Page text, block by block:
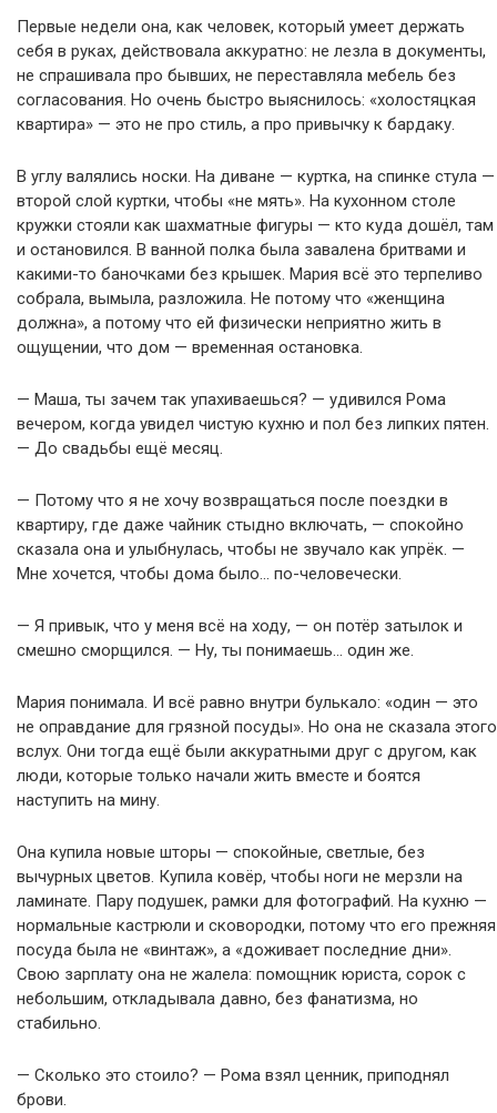
Первые недели она, как человек, который умеет держать
себя в руках, действовала аккуратно: не лезла в документы,
не спрашивала про бывших, не переставляла мебель без
согласования. Но очень быстро выяснилось: «холостяцкая
квартира» — это не про стиль, а про привычку к бардаку.
В углу валялись носки. На диване — куртка, на спинке стула —
второй слой куртки, чтобы «не мять». На кухонном столе
кружки стояли как шахматные фигуры — кто куда дошёл, там
и остановился. В ванной полка была завалена бритвами и
какими-то баночками без крышек. Мария всё это терпеливо
собрала, вымыла, разложила. Не потому что «женщина
должна», а потому что ей физически неприятно жить в
ощущении, что дом — временная остановка.
— Маша, ты зачем так упахиваешься? — удивился Рома
вечером, когда увидел чистую кухню и пол без липких пятен.
— До свадьбы ещё месяц.
— Потому что я не хочу возвращаться после поездки в
квартиру, где даже чайник стыдно включать, — спокойно
сказала она и улыбнулась, чтобы не звучало как упрёк. —
Мне хочется, чтобы дома было… по-человечески.
— Я привык, что у меня всё на ходу, — он потёр затылок и
смешно сморщился. — Ну, ты понимаешь… один же.
Мария понимала. И всё равно внутри булькало: «один — это
не оправдание для грязной посуды». Но она не сказала этого
вслух. Они тогда ещё были аккуратными друг с другом, как
люди, которые только начали жить вместе и боятся
наступить на мину.
Она купила новые шторы — спокойные, светлые, без
вычурных цветов. Купила ковёр, чтобы ноги не мерзли на
ламинате. Пару подушек, рамки для фотографий. На кухню —
нормальные кастрюли и сковородки, потому что его прежняя
посуда была не «винтаж», а «доживает последние дни».
Свою зарплату она не жалела: помощник юриста, сорок с
небольшим, откладывала давно, без фанатизма, но
стабильно.
— Сколько это стоило? — Рома взял ценник, приподнял
брови.